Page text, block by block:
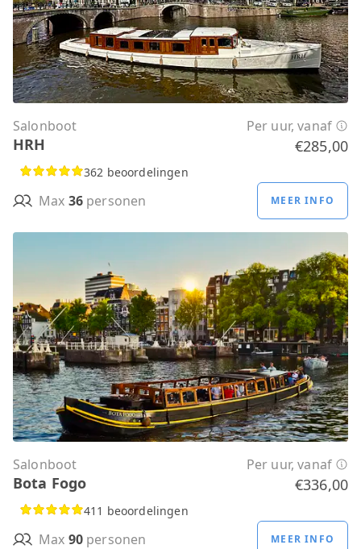
Salonboot Per uur, vanaf
HRH €285,00
362 beoordelingen
Max 36personen MEER INFO
Salonboot Per uur, vanaf
Bota Fogo €336,00
411 beoordelingen
Max 90personen MEER INFO